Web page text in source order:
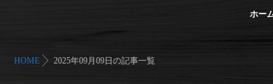
ホー
HOME 2025年09月09日の記事一覧